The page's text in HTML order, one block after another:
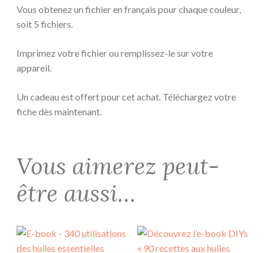
Vous obtenez un fichier en français pour chaque couleur,
soit 5 fichiers.
Imprimez votre fichier ou remplissez-le sur votre
appareil.
Un cadeau est offert pour cet achat. Téléchargez votre
fiche dès maintenant.
Vous aimerez peut-
être aussi…